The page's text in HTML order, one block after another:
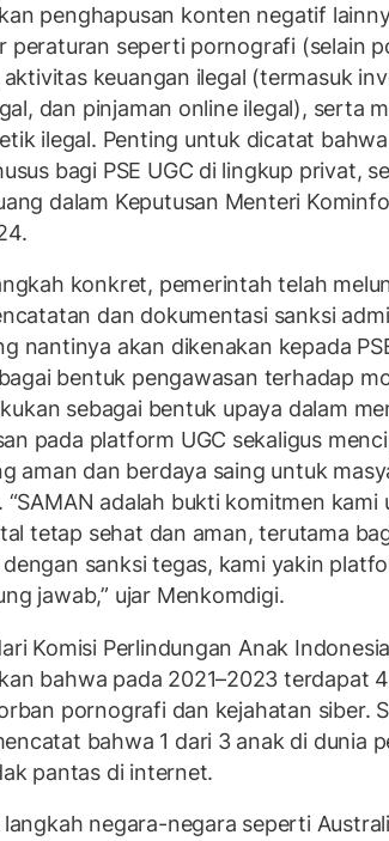
penghapusan konten negatif
peraturan seperti pornografi (selain
keuangan ilegal (termasuk
dan pinjaman online ilegal), serta
ilegal. Penting untuk dicatat
bagi PSE UGC di lingkup privat,
dalam Keputusan Menteri
konkret, pemerintah telah
dan dokumentasi sanksi
nantinya akan dikenakan kepada
bentuk pengawasan terhadap
sebagai bentuk upaya dalam
pada platform UGC sekaligus
aman dan berdaya saing untuk
“SAMAN adalah bukti komitmen kami
tetap sehat dan aman, terutama
sanksi tegas, kami yakin
jawab,” ujar Menkomdigi.
Komisi Perlindungan Anak
bahwa pada 2021–2023 terdapat
pornografi dan kejahatan siber.
bahwa 1 dari 3 anak di dunia
pantas di internet.
negara-negara seperti